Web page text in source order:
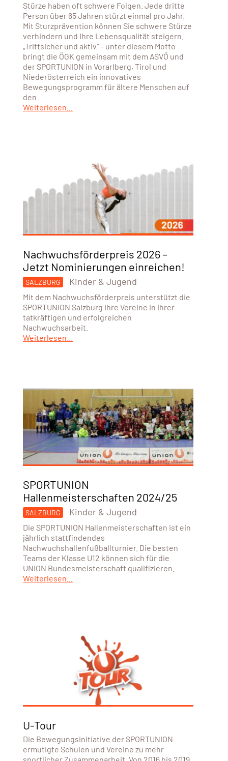
Stürze haben oft schwere Folgen. Jede dritte
Person über 65 Jahren stürzt einmal pro Jahr.
Mit Sturzprävention können Sie schwere Stürze
verhindern und Ihre Lebensqualität steigern.
„Trittsicher und aktiv“ – unter diesem Motto
bringt die ÖGK gemeinsam mit dem ASVÖ und
der SPORTUNION in Vorarlberg, Tirol und
Niederösterreich ein innovatives
Bewegungsprogramm für ältere Menschen auf
den
Weiterlesen...
Nachwuchsförderpreis 2026 –
Jetzt Nominierungen einreichen!
SALZBURG Kinder & Jugend
Mit dem Nachwuchsförderpreis unterstützt die
SPORTUNION Salzburg ihre Vereine in ihrer
tatkräftigen und erfolgreichen
Nachwuchsarbeit.
Weiterlesen...
SPORTUNION
Hallenmeisterschaften 2024/25
SALZBURG Kinder & Jugend
Die SPORTUNION Hallenmeisterschaften ist ein
jährlich stattfindendes
Nachwuchshallenfußballturnier. Die besten
Teams der Klasse U12 können sich für die
UNION Bundesmeisterschaft qualifizieren.
Weiterlesen...
U-Tour
Die Bewegungsinitiative der SPORTUNION
ermutigte Schulen und Vereine zu mehr